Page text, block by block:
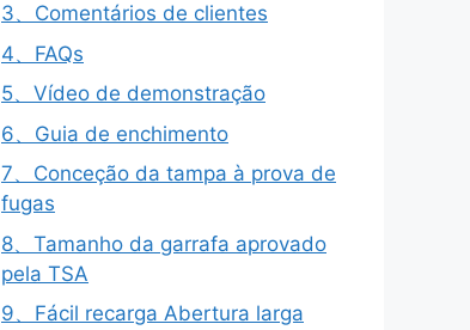
3、Comentários de clientes
4、FAQs
5、Vídeo de demonstração
6、Guia de enchimento
7、Conceção da tampa à prova de
fugas
8、Tamanho da garrafa aprovado
pela TSA
9、Fácil recarga Abertura larga